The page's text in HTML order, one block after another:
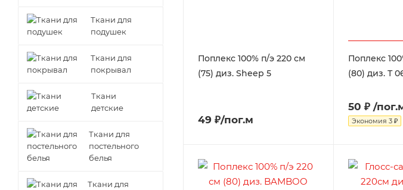
Поплекс 100% п/э 220 см
(75) диз. Sheep 5
49 ₽/пог.м
Поплекс
(80) диз. Т
50 ₽ /
Экономия 3 ₽
Ткани для
подушек
Ткани для
покрывал
Ткани
детские
Ткани для
постельного
белья
Ткани для